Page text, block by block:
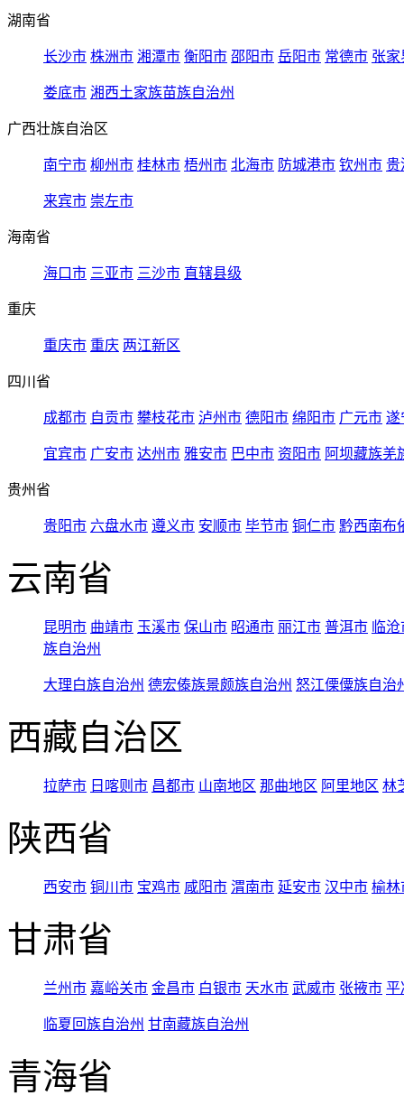
湖南省
长沙市 株洲市 湘潭市 衡阳市 邵阳市 岳阳市 常德市 张家
娄底市 湘西土家族苗族自治州
广西壮族自治区
南宁市 柳州市 桂林市 梧州市 北海市 防城港市 钦州市 贵
来宾市 崇左市
海南省
海口市 三亚市 三沙市 直辖县级
重庆
重庆市 重庆 两江新区
四川省
成都市 自贡市 攀枝花市 泸州市 德阳市 绵阳市 广元市 遂
宜宾市 广安市 达州市 雅安市 巴中市 资阳市 阿坝藏族羌
贵州省
贵阳市 六盘水市 遵义市 安顺市 毕节市 铜仁市 黔西南布
云南省
昆明市 曲靖市 玉溪市 保山市 昭通市 丽江市 普洱市 临
族自治州
大理白族自治州 德宏傣族景颇族自治州 怒江傈僳族自治
西藏自治区
拉萨市 日喀则市 昌都市 山南地区 那曲地区 阿里地区 林
陕西省
西安市 铜川市 宝鸡市 咸阳市 渭南市 延安市 汉中市 榆林
甘肃省
兰州市 嘉峪关市 金昌市 白银市 天水市 武威市 张掖市 平
临夏回族自治州 甘南藏族自治州
青海省